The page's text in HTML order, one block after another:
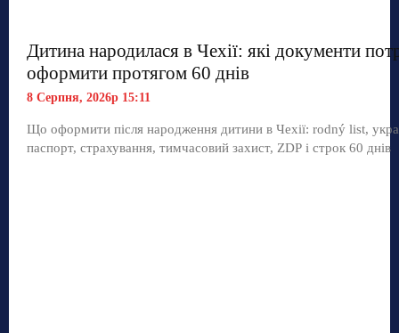
Дитина народилася в Чехії: які документи
оформити протягом 60 днів
8 Серпня, 2026р 15:11
Що оформити після народження дитини в Чехії: rodný list,
паспорт, страхування, тимчасовий захист, ZDP і строк 60 днів